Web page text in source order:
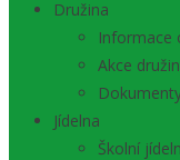
Družina
Informace
Akce
Jídelna
Školní